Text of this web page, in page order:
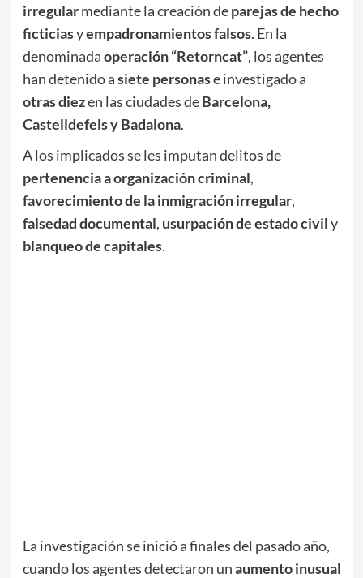
irregularmediante la creación deparejas de hecho
ficticiasyempadronamientos falsos. En la
denominadaoperación “Retorncat”, los agentes
han detenido asiete personase investigado a
otras diezen las ciudades deBarcelona,
Castelldefels y Badalona.
A los implicados se les imputan delitos de
pertenencia a organización criminal,
favorecimiento de la inmigración irregular,
falsedad documental, usurpación de estado civily
blanqueo de capitales.
La investigación se inició a finales del pasado año,
cuando los agentes detectaron unaumento inusual